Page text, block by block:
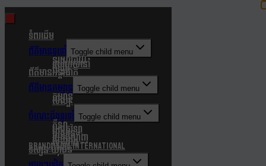
ទំពរដើម
ព័ត៌មានទូទៅ Toggle child menu
នយោបាយ
របៀបរស់នៅ
សង្គម
ព័ត៌មានអន្តរជាតិ
ព័ត៌មានកម្សាន្ត Toggle child menu
កម្សាន្ត
សិល្បៈ
ចំណេះដឹងទូទៅ Toggle child menu
កីឡា
បច្ចេកវិទ្យា
បរិស្ថាន
របកគំហើញ
សុខភាព
Brandmedia international
ទស្សនៈយុវជន